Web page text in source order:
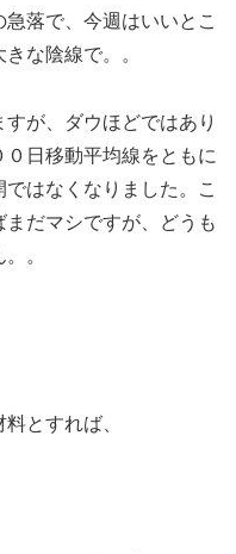
落で、今週はいいとこ
な陰線で。。
が、ダウほどではあり
日移動平均線をともに
はなくなりました。こ
だマシですが、どうも
。
とすれば、